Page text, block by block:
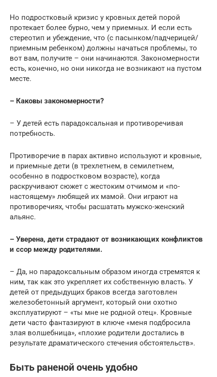
Но подростковый кризис у кровных детей порой
протекает более бурно, чем у приемных. И если есть
стереотип и убеждение, что (с пасынком/падчерицей/
приемным ребенком) должны начаться проблемы, то
вот вам, получите – они начинаются. Закономерности
есть, конечно, но они никогда не возникают на пустом
месте.
– Каковы закономерности?
– У детей есть парадоксальная и противоречивая
потребность.
Противоречие в парах активно используют и кровные,
и приемные дети (в трехлетнем, в семилетнем,
особенно в подростковом возрасте), когда
раскручивают сюжет с жестоким отчимом и «по-
настоящему» любящей их мамой. Они играют на
противоречиях, чтобы расшатать мужско-женский
альянс.
– Уверена, дети страдают от возникающих конфликтов
и ссор между родителями.
– Да, но парадоксальным образом иногда стремятся к
ним, так как это укрепляет их собственную власть. У
детей от предыдущих браков всегда заготовлен
железобетонный аргумент, который они охотно
эксплуатируют – «ты мне не родной отец». Кровные
дети часто фантазируют в ключе «меня подбросила
злая волшебница», «плохие родители достались в
результате драматического стечения обстоятельств».
Быть раненой очень удобно